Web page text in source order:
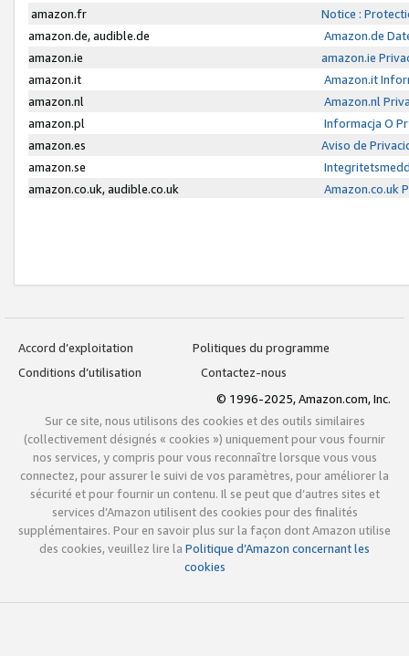
amazon.fr
Notice :
amazon.de, audible.de
Amazon.de
amazon.ie
amazon.ie
amazon.it
Amazon.it
amazon.nl
Amazon.nl
amazon.pl
Informacja O
amazon.es
Aviso de
amazon.se
amazon.co.uk, audible.co.uk
Amazon.co.uk
Accord d’exploitation
Politiques du programme
Conditions d’utilisation
Contactez-nous
© 1996-2025, Amazon.com, Inc.
Sur ce site, nous utilisons des cookies et des outils similaires
(collectivement désignés « cookies ») uniquement pour vous fournir
nos services, y compris pour vous reconnaître lorsque vous vous
connectez, pour assurer le suivi de vos paramètres, pour améliorer la
sécurité et pour fournir un contenu. Il se peut que d’autres sites et
services d’Amazon utilisent des cookies pour des finalités
supplémentaires. Pour en savoir plus sur la façon dont Amazon utilise
des cookies, veuillez lire la Politique d’Amazon concernant les
cookies